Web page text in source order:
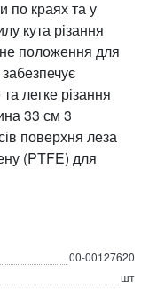
по краях та у
кута різання
положення для
легке різання
33 см 3
поверхня леза
(PTFE) для
00-00127620
шт